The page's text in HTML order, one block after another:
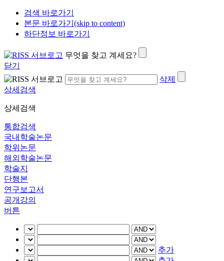
검색 바로가기
본문 바로가기(skip to content)
하단정보 바로가기
무엇을 찾고 계세요?
닫기
삭제
상세검색
상세검색
통합검색
국내학술논문
학위논문
해외학술논문
학술지
단행본
연구보고서
공개강의
버튼
추가